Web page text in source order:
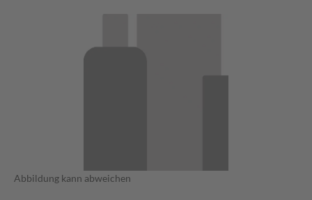
Abbildung kann abweichen